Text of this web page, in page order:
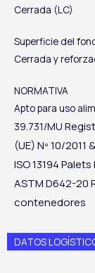
Cerrada (LC)
Superficie del
Cerrada y
NORMATIVA
Apto para uso
39.731/MU
(UE) Nº 10/2011
ISO 13194Palets
ASTM D642-20
contenedores
DATOS